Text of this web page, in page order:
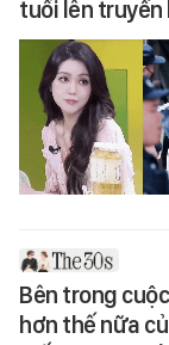
tuổi lên truyền
Bên trong
hơn thế nữa